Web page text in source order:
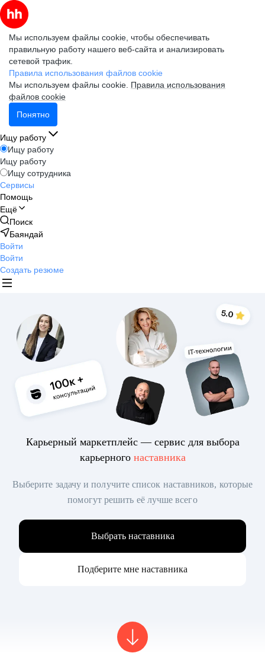
Мы используем файлы cookie, чтобы обеспечивать
правильную работу нашего веб-сайта и анализировать
сетевой трафик.
Правила использования файлов cookie
Мы используем файлы cookie. Правила использования
файлов cookie
Понятно
Ищу работу
Ищу работу
Ищу работу
Ищу сотрудника
Сервисы
Помощь
Ещё
Поиск
Баяндай
Войти
Войти
Создать резюме
Карьерный маркетплейс — сервис для выбора
карьерного наставника
Выберите задачу и получите список наставников, которые
помогут решить её лучше всего
Выбрать наставника
Подберите мне наставника